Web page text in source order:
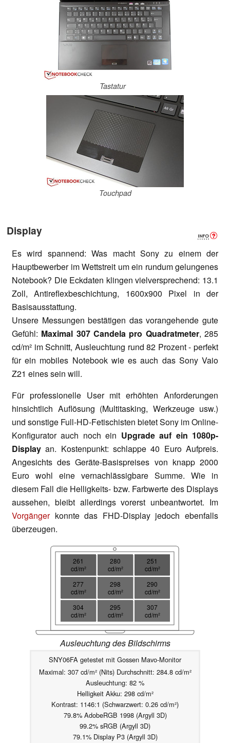
Tastatur
Touchpad
Display
Es wird spannend: Was macht Sony zu einem der
Hauptbewerber im Wettstreit um ein rundum gelungenes
Notebook? Die Eckdaten klingen vielversprechend: 13.1
Zoll, Antireflexbeschichtung, 1600x900 Pixel in der
Basisausstattung.
Unsere Messungen bestätigen das vorangehende gute
Gefühl: Maximal 307 Candela pro Quadratmeter, 285
cd/m² im Schnitt, Ausleuchtung rund 82 Prozent - perfekt
für ein mobiles Notebook wie es auch das Sony Vaio
Z21 eines sein will.
Für professionelle User mit erhöhten Anforderungen
hinsichtlich Auflösung (Multitasking, Werkzeuge usw.)
und sonstige Full-HD-Fetischisten bietet Sony im Online-
Konfigurator auch noch ein Upgrade auf ein 1080p-
Display an. Kostenpunkt: schlappe 40 Euro Aufpreis.
Angesichts des Geräte-Basispreises von knapp 2000
Euro wohl eine vernachlässigbare Summe. Wie in
diesem Fall die Helligkeits- bzw. Farbwerte des Displays
aussehen, bleibt allerdings vorerst unbeantwortet. Im
Vorgängerkonnte das FHD-Display jedoch ebenfalls
überzeugen.
261
cd/m²
280
cd/m²
251
cd/m²
277
cd/m²
298
cd/m²
290
cd/m²
304
cd/m²
295
cd/m²
307
cd/m²
Ausleuchtung des Bildschirms
SNY06FA getestet mit Gossen Mavo-Monitor
Maximal: 307 cd/m² (Nits) Durchschnitt: 284.8 cd/m²
Ausleuchtung: 82 %
Helligkeit Akku: 298 cd/m²
Kontrast: 1146:1 (Schwarzwert: 0.26 cd/m²)
79.8% AdobeRGB 1998 (Argyll 3D)
99.2% sRGB (Argyll 3D)
79.1% Display P3 (Argyll 3D)